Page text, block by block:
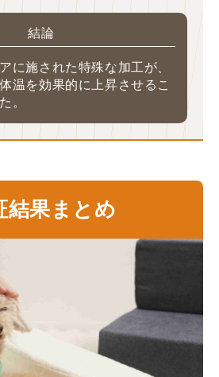
結論
に施された特殊な加工が、
温を効果的に上昇させるこ
。
結果まとめ